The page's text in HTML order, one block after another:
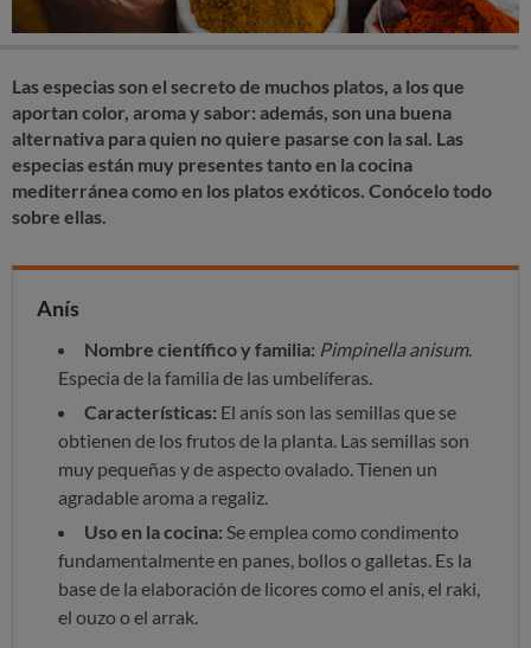
Las especias son el secreto de muchos platos, a los que
aportan color, aroma y sabor: además, son una buena
alternativa para quien no quiere pasarse con la sal. Las
especias están muy presentes tanto en la cocina
mediterránea como en los platos exóticos. Conócelo todo
sobre ellas.
Anís
Nombre científico y familia: Pimpinella anisum.
Especia de la familia de las umbelíferas.
Características: El anís son las semillas que se
obtienen de los frutos de la planta. Las semillas son
muy pequeñas y de aspecto ovalado. Tienen un
agradable aroma a regaliz.
Uso en la cocina: Se emplea como condimento
fundamentalmente en panes, bollos o galletas. Es la
base de la elaboración de licores como el anís, el raki,
el ouzo o el arrak.